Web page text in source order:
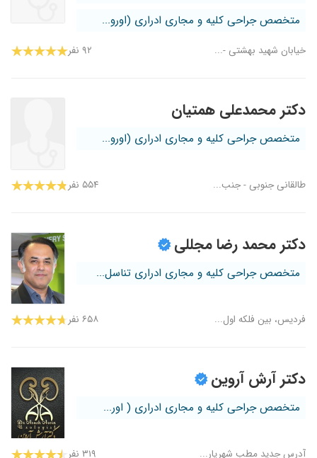
متخصص جراحی کلیه و مجاری ادراری (اورو...
خیابان شهید بهشتی -... ۹۲ نفر
دکتر محمدعلی همتیان
متخصص جراحی کلیه و مجاری ادراری (اورو...
طالقانی جنوبی - جنب... ۵۵۴ نفر
دکتر محمد رضا مجللی
متخصص جراحی کلیه و مجاری ادراری تناسل...
فردیس، بین فلکه اول... ۶۵۸ نفر
دکتر آرش آروین
متخصص جراحی کلیه و مجاری ادراری ( اور...
آدرس جدید مطب شهریار... ۳۱۹ نفر